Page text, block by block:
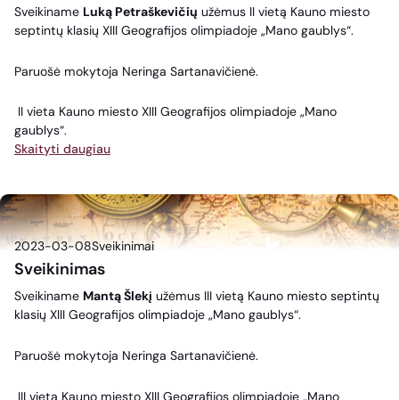
Sveikiname Luką Petraškevičių užėmus II vietą Kauno miesto
septintų klasių XIII Geografijos olimpiadoje „Mano gaublys“.
Paruošė mokytoja Neringa Sartanavičienė.
II vieta Kauno miesto XIII Geografijos olimpiadoje „Mano
gaublys“.
Skaityti daugiau
2023-03-08Sveikinimai
Sveikinimas
Sveikiname Mantą Šlekį užėmus III vietą Kauno miesto septintų
klasių XIII Geografijos olimpiadoje „Mano gaublys“.
Paruošė mokytoja Neringa Sartanavičienė.
III vieta Kauno miesto XIII Geografijos olimpiadoje „Mano